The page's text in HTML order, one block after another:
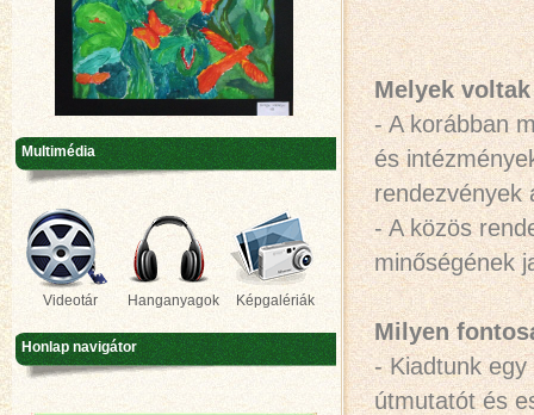
Bartók
Melyek
- A korábban
és
rendezvények
- A közös
minőségének
Milyen
- Kiadtunk
útmutatót és
Multimédia
Videotár Hanganyagok Képgalériák
Honlap navigátor